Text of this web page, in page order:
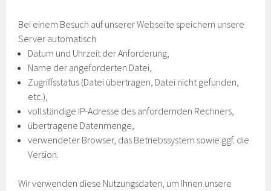
Bei einem Besuch auf unserer Webseite speichern unsere
Server automatisch
Datum und Uhrzeit der Anforderung,
Name der angeforderten Datei,
Zugriffsstatus (Datei übertragen, Datei nicht gefunden,
etc.),
vollständige IP-Adresse des anfordernden Rechners,
übertragene Datenmenge,
verwendeter Browser, das Betriebssystem sowie ggf. die
Version.
Wir verwenden diese Nutzungsdaten, um Ihnen unsere